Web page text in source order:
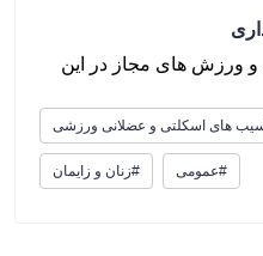
و ورزش های مجاز در این
های اسکلتی و عضلانی ورزشی
#زنان و زایمان #عمومی